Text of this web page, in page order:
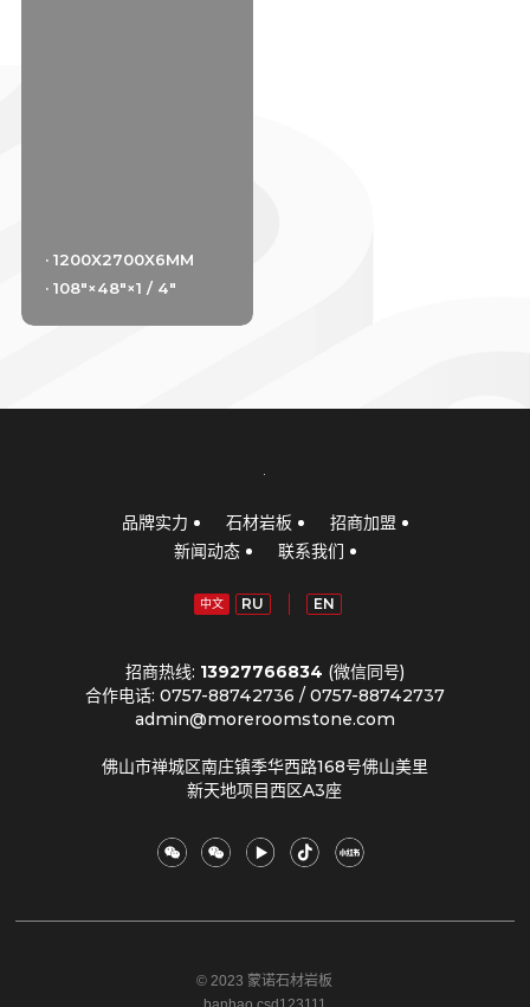
· 1200X2700X6MM
· 108"×48"×1 / 4"
品牌实力 石材岩板
招商加盟
新闻动态
联系我们
中文 RU EN
招商热线: 13927766834 (微信同号)
合作电话: 0757-88742736 / 0757-88742737
admin@moreroomstone.com
佛山市禅城区南庄镇季华西路168号佛山美里
新天地项目西区A3座
© 2023 蒙诺石材岩板